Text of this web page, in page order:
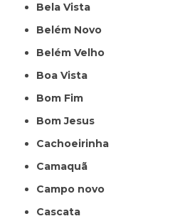
Bela Vista
Belém Novo
Belém Velho
Boa Vista
Bom Fim
Bom Jesus
Cachoeirinha
Camaquã
Campo novo
Cascata